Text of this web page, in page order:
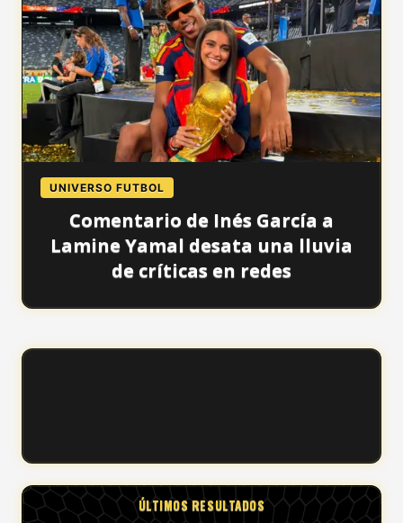
UNIVERSO FUTBOL
Comentario de Inés García a
Lamine Yamal desata una lluvia
de críticas en redes
ÚLTIMOS RESULTADOS